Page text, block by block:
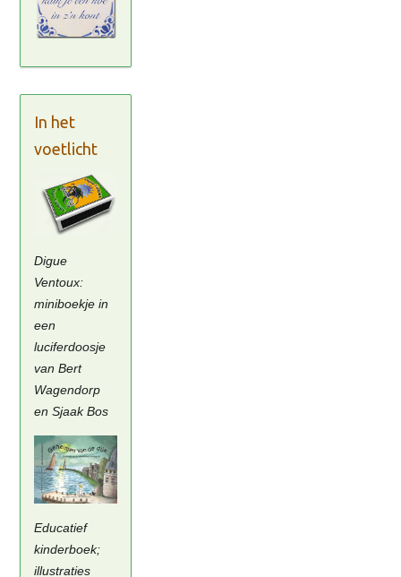
In het
voetlicht
Digue
Ventoux:
miniboekje in
een
luciferdoosje
van Bert
Wagendorp
en Sjaak Bos
Educatief
kinderboek;
illustraties